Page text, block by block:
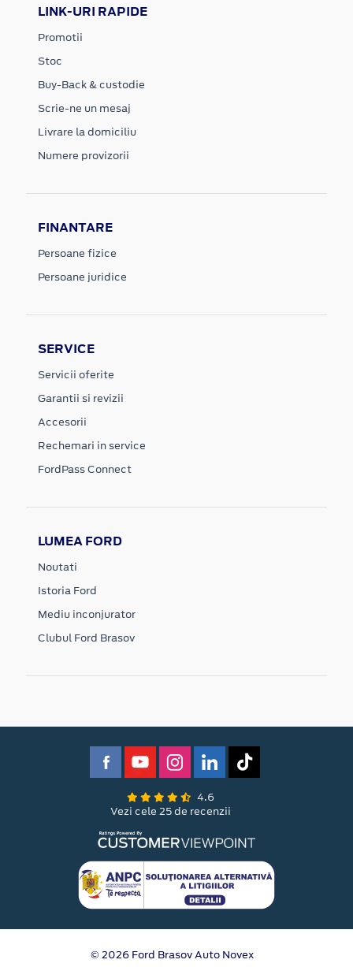
LINK-URI RAPIDE
Promotii
Stoc
Buy-Back & custodie
Scrie-ne un mesaj
Livrare la domiciliu
Numere provizorii
FINANTARE
Persoane fizice
Persoane juridice
SERVICE
Servicii oferite
Garantii si revizii
Accesorii
Rechemari in service
FordPass Connect
LUMEA FORD
Noutati
Istoria Ford
Mediu inconjurator
Clubul Ford Brasov
4.6
Vezi cele 25 de recenzii
© 2026 Ford Brasov Auto Novex